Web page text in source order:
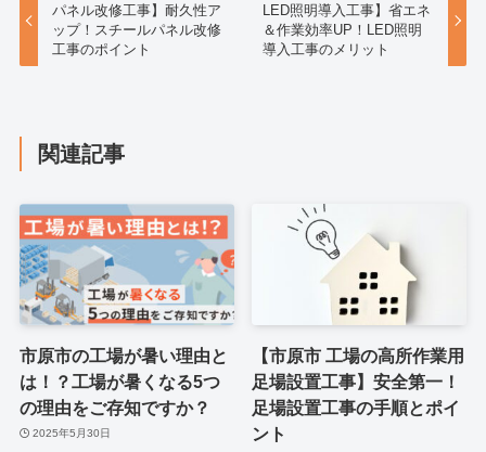
パネル改修工事】耐久性ア
ップ！スチールパネル改修
工事のポイント
LED照明導入工事】省エネ
＆作業効率UP！LED照明
導入工事のメリット
関連記事
市原市の工場が暑い理由と
は！？工場が暑くなる5つ
の理由をご存知ですか？
2025年5月30日
【市原市 工場の高所作業用
足場設置工事】安全第一！
足場設置工事の手順とポイ
ント